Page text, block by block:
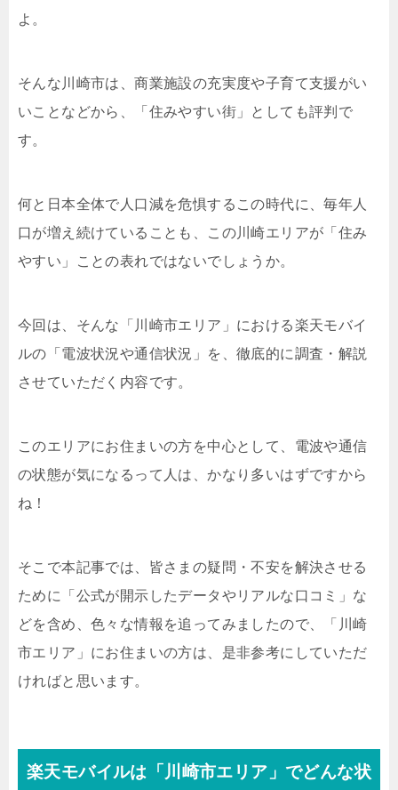
よ。
そんな川崎市は、商業施設の充実度や子育て支援がい
いことなどから、「住みやすい街」としても評判で
す。
何と日本全体で人口減を危惧するこの時代に、毎年人
口が増え続けていることも、この川崎エリアが「住み
やすい」ことの表れではないでしょうか。
今回は、そんな「川崎市エリア」における楽天モバイ
ルの「電波状況や通信状況」を、徹底的に調査・解説
させていただく内容です。
このエリアにお住まいの方を中心として、電波や通信
の状態が気になるって人は、かなり多いはずですから
ね！
そこで本記事では、皆さまの疑問・不安を解決させる
ために「公式が開示したデータやリアルな口コミ」な
どを含め、色々な情報を追ってみましたので、「川崎
市エリア」にお住まいの方は、是非参考にしていただ
ければと思います。
楽天モバイルは「川崎市エリア」でどんな状